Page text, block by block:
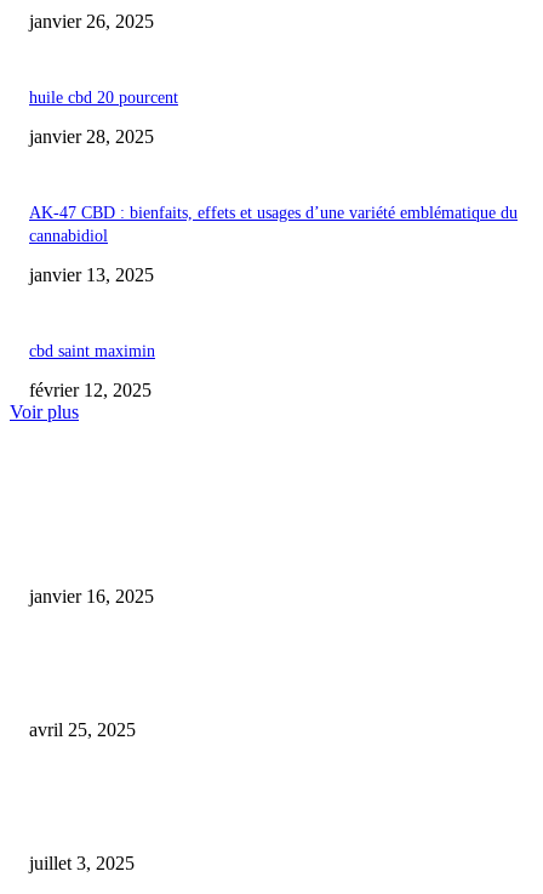
janvier 26, 2025
huile cbd 20 pourcent
janvier 28, 2025
AK-47 CBD : bienfaits, effets et usages d’une variété emblématique du
cannabidiol
janvier 13, 2025
cbd saint maximin
février 12, 2025
Voir plus
janvier 16, 2025
avril 25, 2025
juillet 3, 2025